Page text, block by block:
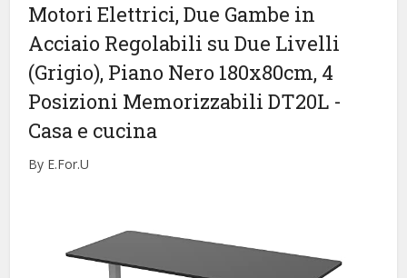
Motori Elettrici, Due Gambe in
Acciaio Regolabili su Due Livelli
(Grigio), Piano Nero 180x80cm, 4
Posizioni Memorizzabili DT20L -
Casa e cucina
By E.For.U